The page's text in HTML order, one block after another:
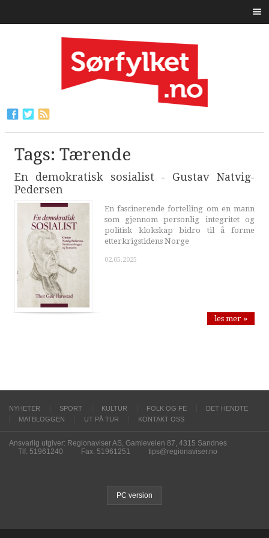
Tags: Tærende
En demokratisk sosialist - Gustav Natvig-
Pedersen
En fascinerende fortelling om en mann
som gjennom personlig integritet og
politisk klokskap bidro til å forme
etterkrigstidens Norge
02.05.2025
les mer »
NYHETER SPORT KULTUR FOLK OG FE
DET HENDTE
MATBLOGGEN
UT PÅ TUR KONTAKT OSS
Ansvarlig utgiver: Regionaviser AS, Gamleveien 87, 4315 Sandnes
Tlf. 51961240
Fax. 51961251 tips@regionaviser.no
PC version